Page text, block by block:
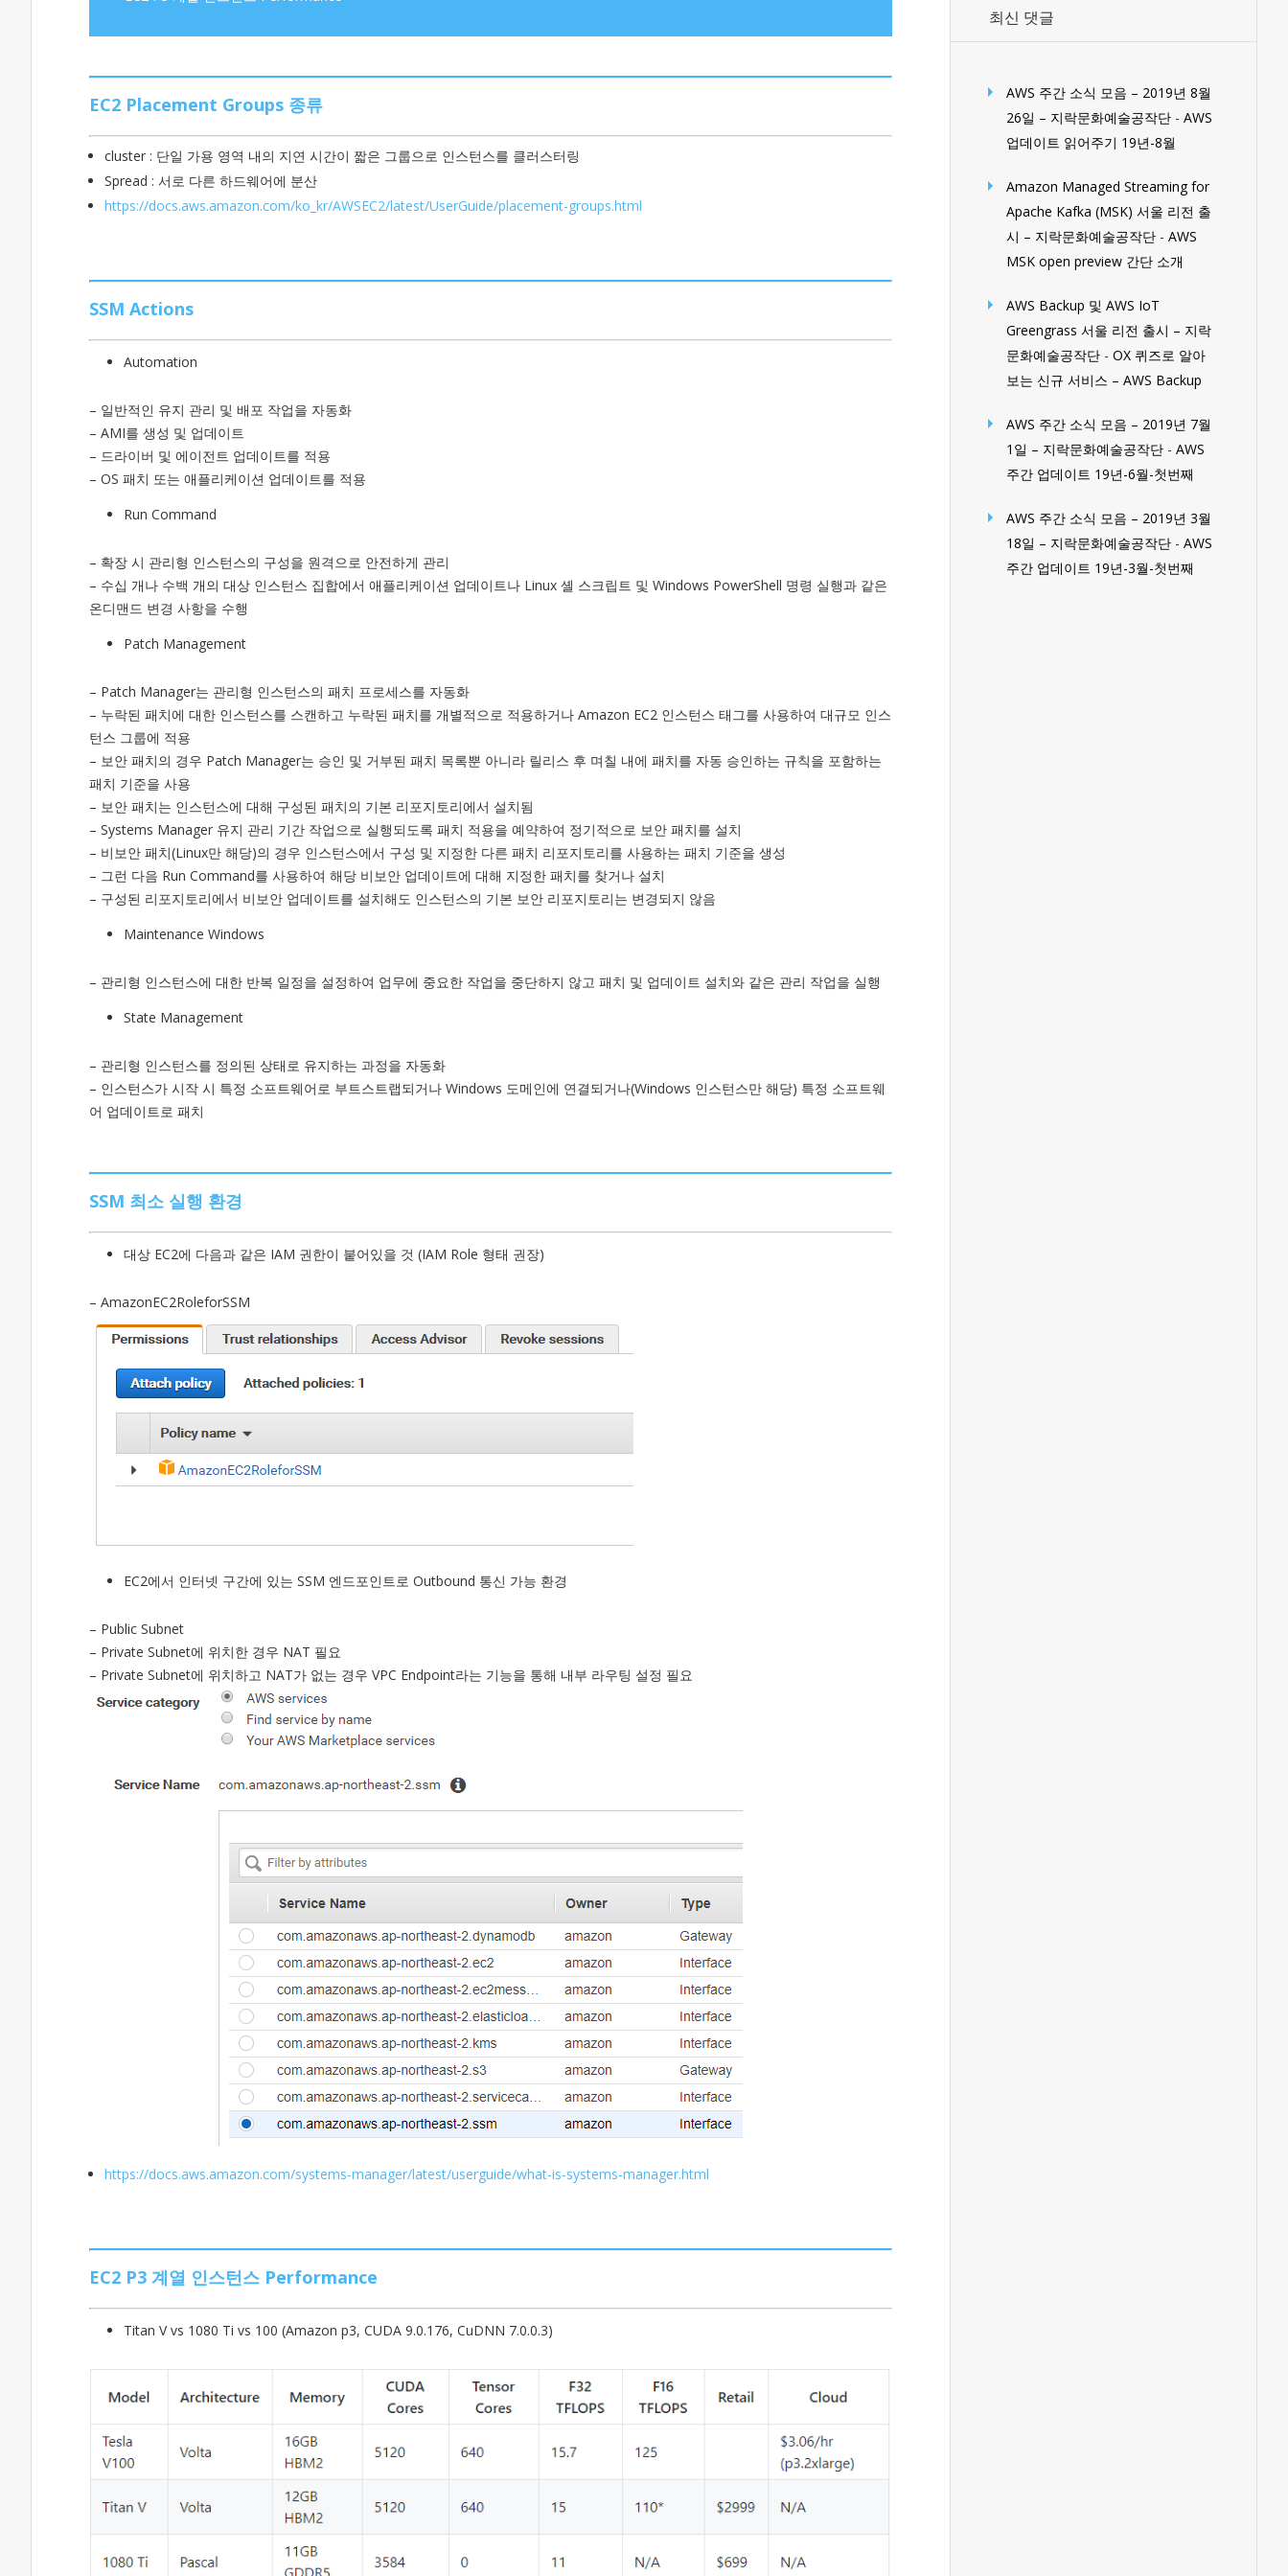
EC2 Placement Groups 종류
cluster : 단일 가용 영역 내의 지연 시간이 짧은 그룹으로 인스턴스를 클러스터링
Spread : 서로 다른 하드웨어에 분산
https://docs.aws.amazon.com/ko_kr/AWSEC2/latest/UserGuide/placement-groups.html
SSM Actions
Automation
– 일반적인 유지 관리 및 배포 작업을 자동화
– AMI를 생성 및 업데이트
– 드라이버 및 에이전트 업데이트를 적용
– OS 패치 또는 애플리케이션 업데이트를 적용
Run Command
– 확장 시 관리형 인스턴스의 구성을 원격으로 안전하게 관리
– 수십 개나 수백 개의 대상 인스턴스 집합에서 애플리케이션 업데이트나 Linux 셸 스크립트 및 Windows PowerShell 명령 실행과 같은
온디맨드 변경 사항을 수행
Patch Management
– Patch Manager는 관리형 인스턴스의 패치 프로세스를 자동화
– 누락된 패치에 대한 인스턴스를 스캔하고 누락된 패치를 개별적으로 적용하거나 Amazon EC2 인스턴스 태그를 사용하여 대규모 인스
턴스 그룹에 적용
– 보안 패치의 경우 Patch Manager는 승인 및 거부된 패치 목록뿐 아니라 릴리스 후 며칠 내에 패치를 자동 승인하는 규칙을 포함하는
패치 기준을 사용
– 보안 패치는 인스턴스에 대해 구성된 패치의 기본 리포지토리에서 설치됨
– Systems Manager 유지 관리 기간 작업으로 실행되도록 패치 적용을 예약하여 정기적으로 보안 패치를 설치
– 비보안 패치(Linux만 해당)의 경우 인스턴스에서 구성 및 지정한 다른 패치 리포지토리를 사용하는 패치 기준을 생성
– 그런 다음 Run Command를 사용하여 해당 비보안 업데이트에 대해 지정한 패치를 찾거나 설치
– 구성된 리포지토리에서 비보안 업데이트를 설치해도 인스턴스의 기본 보안 리포지토리는 변경되지 않음
Maintenance Windows
– 관리형 인스턴스에 대한 반복 일정을 설정하여 업무에 중요한 작업을 중단하지 않고 패치 및 업데이트 설치와 같은 관리 작업을 실행
State Management
– 관리형 인스턴스를 정의된 상태로 유지하는 과정을 자동화
– 인스턴스가 시작 시 특정 소프트웨어로 부트스트랩되거나 Windows 도메인에 연결되거나(Windows 인스턴스만 해당) 특정 소프트웨
어 업데이트로 패치
SSM 최소 실행 환경
대상 EC2에 다음과 같은 IAM 권한이 붙어있을 것 (IAM Role 형태 권장)
– AmazonEC2RoleforSSM
EC2에서 인터넷 구간에 있는 SSM 엔드포인트로 Outbound 통신 가능 환경
– Public Subnet
– Private Subnet에 위치한 경우 NAT 필요
– Private Subnet에 위치하고 NAT가 없는 경우 VPC Endpoint라는 기능을 통해 내부 라우팅 설정 필요
https://docs.aws.amazon.com/systems-manager/latest/userguide/what-is-systems-manager.html
EC2 P3 계열 인스턴스 Performance
Titan V vs 1080 Ti vs 100 (Amazon p3, CUDA 9.0.176, CuDNN 7.0.0.3)
최신 댓글
AWS 주간 소식 모음 – 2019년 8월
26일 – 지락문화예술공작단 - AWS
업데이트 읽어주기 19년-8월
Amazon Managed Streaming for
Apache Kafka (MSK) 서울 리전 출
시 – 지락문화예술공작단 - AWS
MSK open preview 간단 소개
AWS Backup 및 AWS IoT
Greengrass 서울 리전 출시 – 지락
문화예술공작단 - OX 퀴즈로 알아
보는 신규 서비스 – AWS Backup
AWS 주간 소식 모음 – 2019년 7월
1일 – 지락문화예술공작단 - AWS
주간 업데이트 19년-6월-첫번째
AWS 주간 소식 모음 – 2019년 3월
18일 – 지락문화예술공작단 - AWS
주간 업데이트 19년-3월-첫번째